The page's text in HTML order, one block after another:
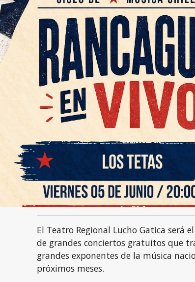
El Teatro Regional Lucho Gatica será
de grandes conciertos gratuitos que
grandes exponentes de la música
próximos meses.